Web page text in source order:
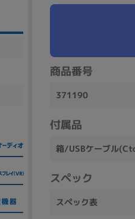
商品番号
371190
付属品
箱/USBケーブル
スペック
スペック表
Thinkpad VAIO